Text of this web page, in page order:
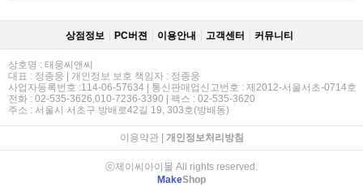
상점정보 PC버젼 이용안내 고객센터 커뮤니티
상호명 : 태웅씨앤씨
대표 : 정종웅 | 개인정보 보호 책임자 : 정종웅
사업자등록번호 :114-06-57634 | 통신판매업신고번호 : 제2012-서울서초-0714호
전화 : 02-535-3626,010-7236-3390 | 팩스 : 02-535-3620
주소 : 서울시 서초구 방배로42길 19, 303호(방배동)
이용약관| 개인정보처리방침
ⓒ제이씨아이몰 All rights reserved.
MakeShop